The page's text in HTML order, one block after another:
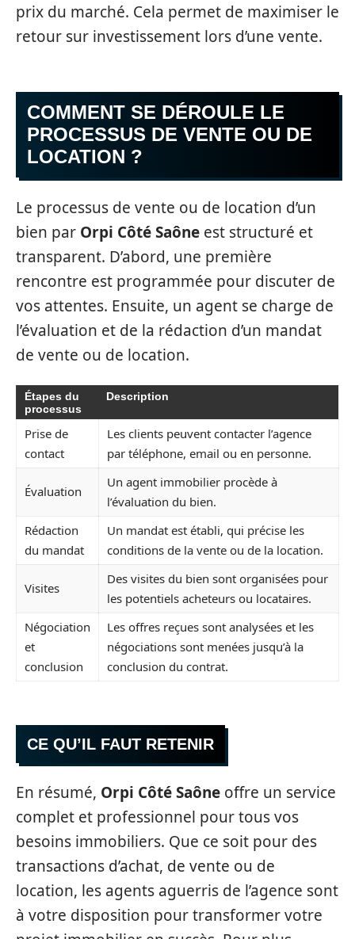
prix du marché. Cela permet de maximiser le
retour sur investissement lors d’une vente.
COMMENT SE DÉROULE LE
PROCESSUS DE VENTE OU DE
LOCATION ?
Le processus de vente ou de location d’un
bien par Orpi Côté Saône est structuré et
transparent. D’abord, une première
rencontre est programmée pour discuter de
vos attentes. Ensuite, un agent se charge de
l’évaluation et de la rédaction d’un mandat
de vente ou de location.
Étapes du
processus
Description
Prise de
contact
Les clients peuvent contacter l’agence
par téléphone, email ou en personne.
Évaluation
Un agent immobilier procède à
l’évaluation du bien.
Rédaction
du mandat
Un mandat est établi, qui précise les
conditions de la vente ou de la location.
Visites
Des visites du bien sont organisées pour
les potentiels acheteurs ou locataires.
Négociation
et
conclusion
Les offres reçues sont analysées et les
négociations sont menées jusqu’à la
conclusion du contrat.
CE QU’IL FAUT RETENIR
En résumé, Orpi Côté Saône offre un service
complet et professionnel pour tous vos
besoins immobiliers. Que ce soit pour des
transactions d’achat, de vente ou de
location, les agents aguerris de l’agence sont
à votre disposition pour transformer votre